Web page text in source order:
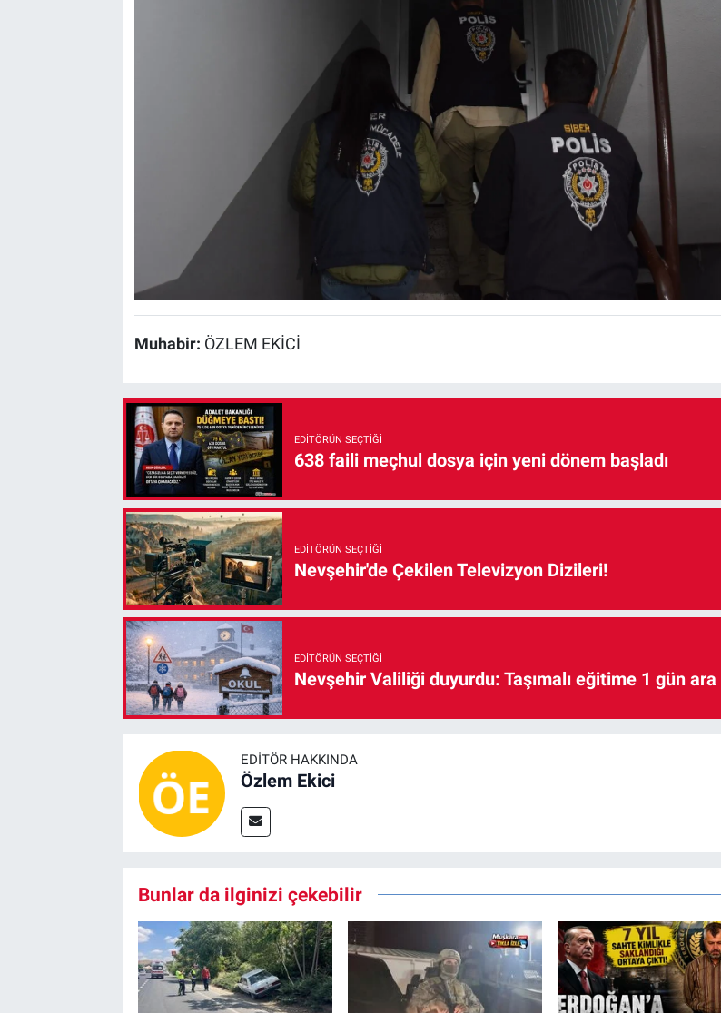
Muhabir: ÖZLEM EKİCİ
EDITÖRÜN SEÇTIĞI
638 faili meçhul dosya için yeni dönem başladı
EDITÖRÜN SEÇTIĞI
Nevşehir'de Çekilen Televizyon Dizileri!
EDITÖRÜN SEÇTIĞI
Nevşehir Valiliği duyurdu: Taşımalı eğitime 1 gün ara
EDITÖR HAKKINDA
Özlem Ekici
Bunlar da ilginizi çekebilir